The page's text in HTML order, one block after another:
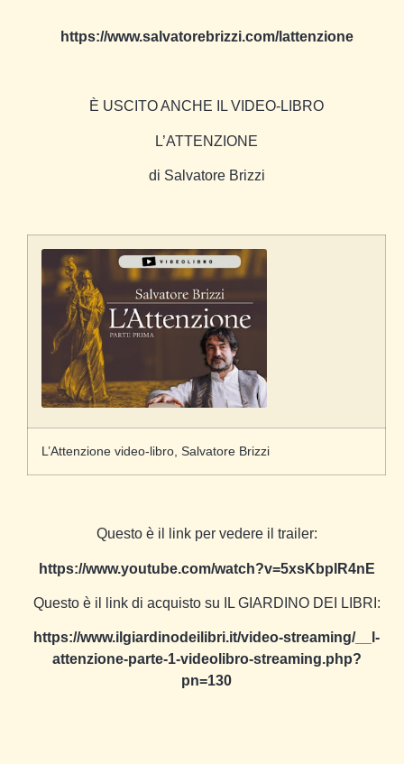
https://www.salvatorebrizzi.com/lattenzione
È USCITO ANCHE IL VIDEO-LIBRO
L’ATTENZIONE
di Salvatore Brizzi
L’Attenzione video-libro, Salvatore Brizzi
Questo è il link per vedere il trailer:
https://www.youtube.com/watch?v=5xsKbplR4nE
Questo è il link di acquisto su IL GIARDINO DEI LIBRI:
https://www.ilgiardinodeilibri.it/video-streaming/__l-
attenzione-parte-1-videolibro-streaming.php?
pn=130